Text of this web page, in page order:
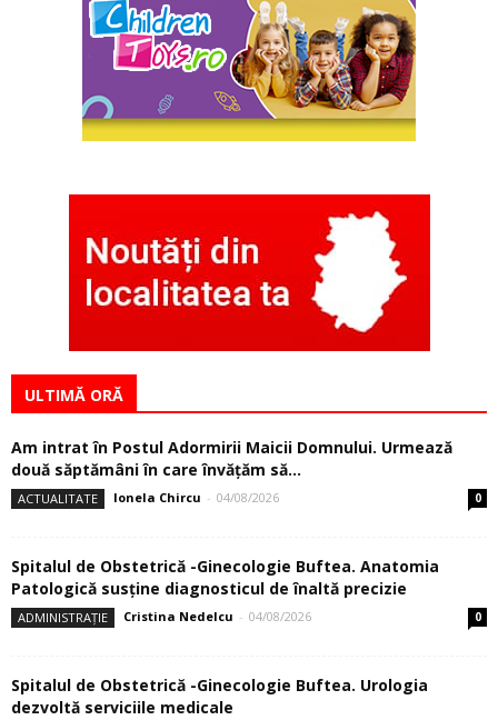
ULTIMĂ ORĂ
Am intrat în Postul Adormirii Maicii Domnului. Urmează
două săptămâni în care învăţăm să...
ACTUALITATE Ionela Chircu - 04/08/2026 0
Spitalul de Obstetrică -Ginecologie Buftea. Anatomia
Patologică susţine diagnosticul de înaltă precizie
ADMINISTRAȚIE Cristina Nedelcu - 04/08/2026 0
Spitalul de Obstetrică -Ginecologie Buftea. Urologia
dezvoltă serviciile medicale